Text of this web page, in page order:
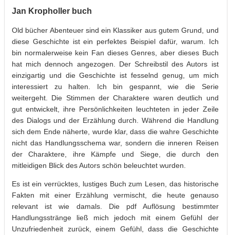
Jan Kropholler buch
Old bücher Abenteuer sind ein Klassiker aus gutem Grund, und
diese Geschichte ist ein perfektes Beispiel dafür, warum. Ich
bin normalerweise kein Fan dieses Genres, aber dieses Buch
hat mich dennoch angezogen. Der Schreibstil des Autors ist
einzigartig und die Geschichte ist fesselnd genug, um mich
interessiert zu halten. Ich bin gespannt, wie die Serie
weitergeht. Die Stimmen der Charaktere waren deutlich und
gut entwickelt, ihre Persönlichkeiten leuchteten in jeder Zeile
des Dialogs und der Erzählung durch. Während die Handlung
sich dem Ende näherte, wurde klar, dass die wahre Geschichte
nicht das Handlungsschema war, sondern die inneren Reisen
der Charaktere, ihre Kämpfe und Siege, die durch den
mitleidigen Blick des Autors schön beleuchtet wurden.
Es ist ein verrücktes, lustiges Buch zum Lesen, das historische
Fakten mit einer Erzählung vermischt, die heute genauso
relevant ist wie damals. Die pdf Auflösung bestimmter
Handlungsstränge ließ mich jedoch mit einem Gefühl der
Unzufriedenheit zurück, einem Gefühl, dass die Geschichte